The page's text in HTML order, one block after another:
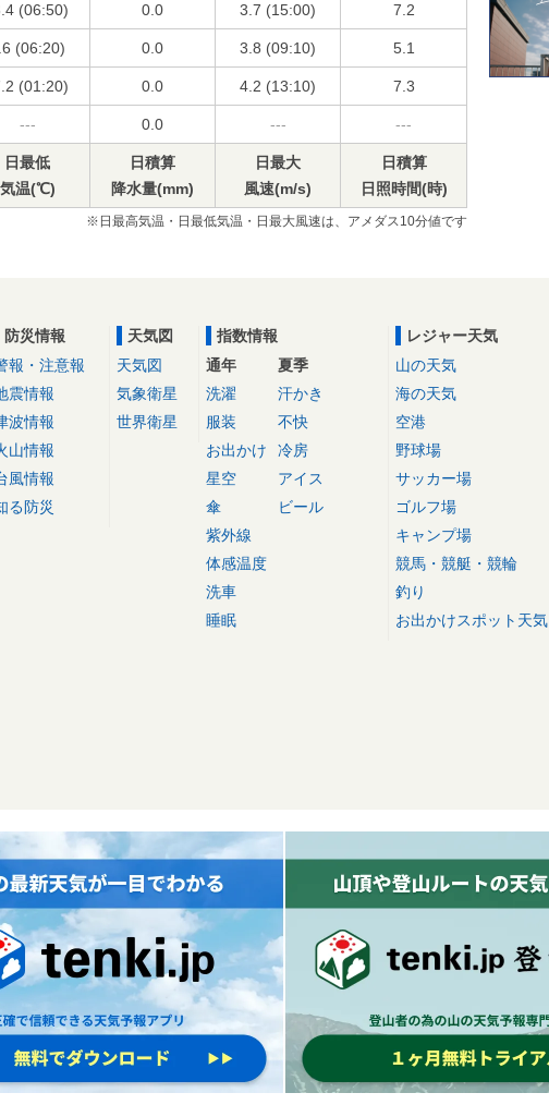
(06:50) 0.0 3.7 (15:00) 7.2
(06:20) 0.0 3.8 (09:10) 5.1
(01:20) 0.0 4.2 (13:10) 7.3
--- 0.0 --- ---
日最低
気温(℃)
日積算
降水量(mm)
日最大
風速(m/s)
日積算
日照時間(時)
※日最高気温・日最低気温・日最大風速は、アメダス10分値です
防災情報
報・注意報
震情報
波情報
山情報
風情報
る防災
天気図
天気図
気象衛星
世界衛星
指数情報
通年
洗濯
服装
お出かけ
星空
傘
紫外線
体感温度
洗車
睡眠
夏季
汗かき
不快
冷房
アイス
ビール
レジャー天気
山の天気
海の天気
空港
野球場
サッカー場
ゴルフ場
キャンプ場
競馬・競艇・競輪
釣り
お出かけスポット天気